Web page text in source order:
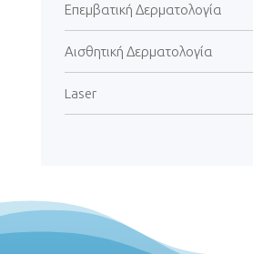
Επεμβατική Δερματολογία
Αισθητική Δερματολογία
Laser